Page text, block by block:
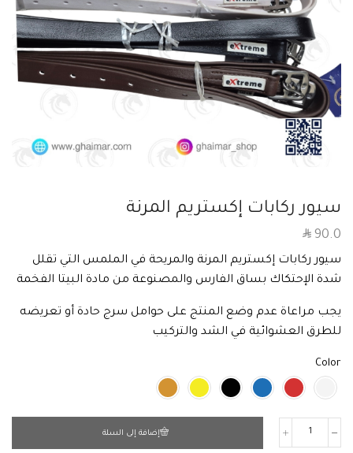
سيور ركابات إكستريم المرنة
SAR 90.0
سيور ركابات إكستريم المرنة والمريحة في الملمس التي تقلل
شدة الإحتكاك بساق الفارس والمصنوعة من مادة البيتا الفخمة
يجب مراعاة عدم وضع المنتج على حوامل سرج حادة أو تعريضه
للطرق العشوائية في الشد والتركيب
Color
إضافة إلى السلة